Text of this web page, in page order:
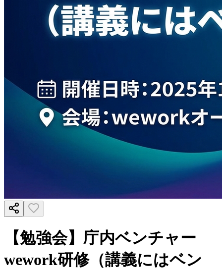
【勉強会】庁内ベンチャー
wework研修（講義にはベン